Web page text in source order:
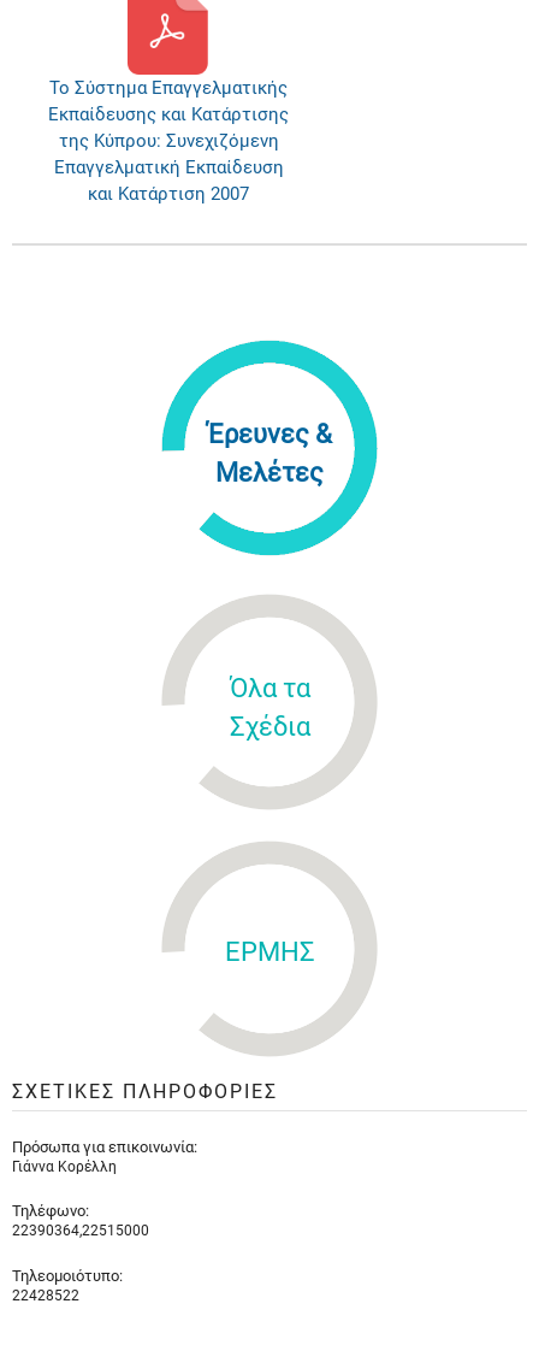
Το Σύστημα Επαγγελματικής
Εκπαίδευσης και Κατάρτισης
της Κύπρου: Συνεχιζόμενη
Επαγγελματική Εκπαίδευση
και Κατάρτιση 2007
Έρευνες &
Μελέτες
Όλα τα
Σχέδια
ΕΡΜΗΣ
ΣΧΕΤΙΚΕΣ ΠΛΗΡΟΦΟΡΙΕΣ
Πρόσωπα για επικοινωνία:
Γιάννα Κορέλλη
Τηλέφωνο:
22390364,22515000
Τηλεομοιότυπο:
22428522